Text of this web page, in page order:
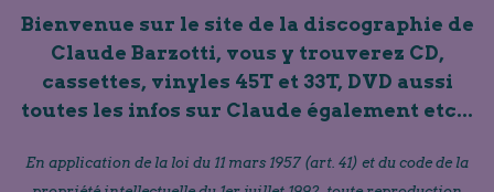
Bienvenue sur le site de la discographie de
Claude Barzotti, vous y trouverez CD,
cassettes, vinyles 45T et 33T, DVD aussi
toutes les infos sur Claude également etc...
En application de la loi du 11 mars 1957 (art. 41) et du code de la